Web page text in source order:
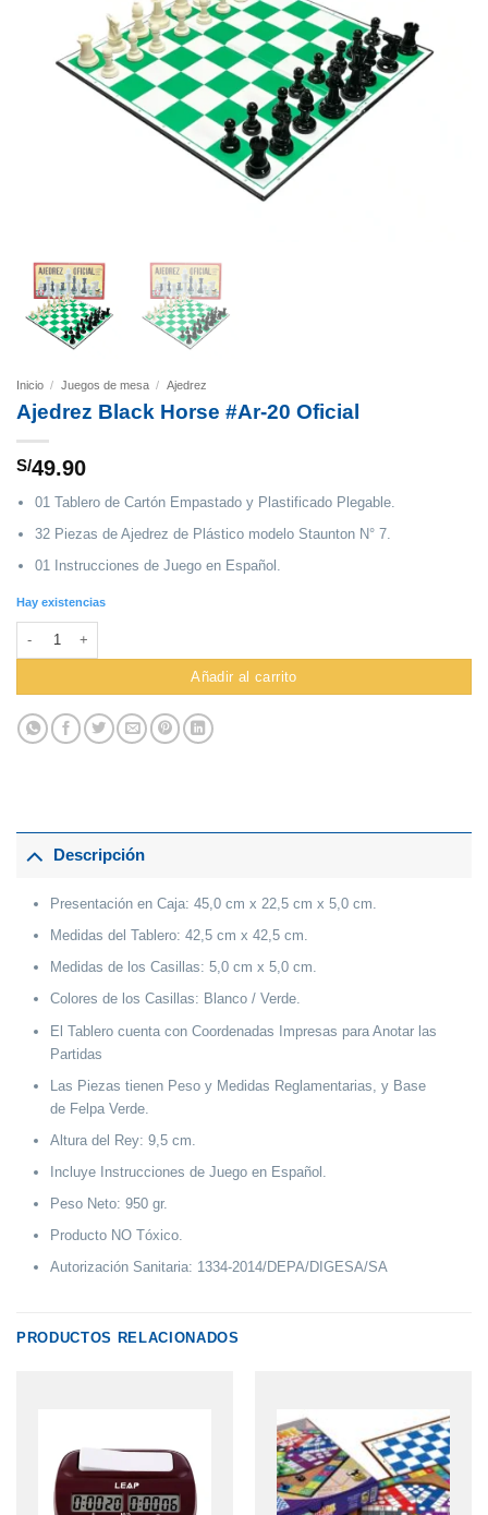
Inicio / Juegos de mesa / Ajedrez
Ajedrez Black Horse #Ar-20 Oficial
S/49.90
01 Tablero de Cartón Empastado y Plastificado Plegable.
32 Piezas de Ajedrez de Plástico modelo Staunton N° 7.
01 Instrucciones de Juego en Español.
Hay existencias
Ajedrez Black Horse #Ar-20 Oficial cantidad
Añadir al carrito
Descripción
Presentación en Caja: 45,0 cm x 22,5 cm x 5,0 cm.
Medidas del Tablero: 42,5 cm x 42,5 cm.
Medidas de los Casillas: 5,0 cm x 5,0 cm.
Colores de los Casillas: Blanco / Verde.
El Tablero cuenta con Coordenadas Impresas para Anotar las
Partidas
Las Piezas tienen Peso y Medidas Reglamentarias, y Base
de Felpa Verde.
Altura del Rey: 9,5 cm.
Incluye Instrucciones de Juego en Español.
Peso Neto: 950 gr.
Producto NO Tóxico.
Autorización Sanitaria: 1334-2014/DEPA/DIGESA/SA
PRODUCTOS RELACIONADOS